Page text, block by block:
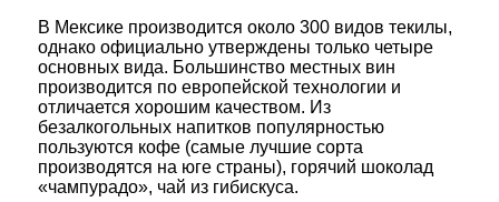
В Мексике производится около 300 видов текилы,
однако официально утверждены только четыре
основных вида. Большинство местных вин
производится по европейской технологии и
отличается хорошим качеством. Из
безалкогольных напитков популярностью
пользуются кофе (самые лучшие сорта
производятся на юге страны), горячий шоколад
«чампурадо», чай из гибискуса.